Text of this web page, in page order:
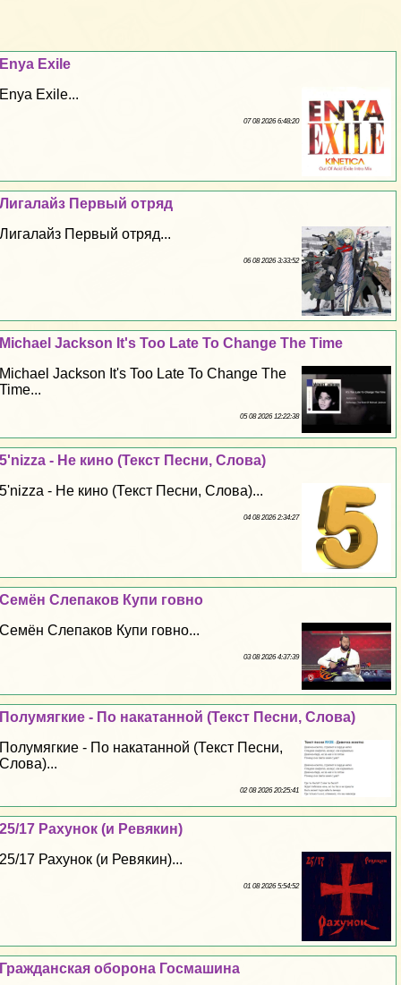
Enya Exile
Enya Exile...
07 08 2026 6:48:20
Лигалайз Первый отряд
Лигалайз Первый отряд...
06 08 2026 3:33:52
Michael Jackson It's Too Late To Change The Time
Michael Jackson It's Too Late To Change The
Time...
05 08 2026 12:22:38
5'nizza - Не кино (Текст Песни, Слова)
5'nizza - Не кино (Текст Песни, Слова)...
04 08 2026 2:34:27
Семён Слепаков Купи гoвно
Семён Слепаков Купи гoвно...
03 08 2026 4:37:39
Полумягкие - По накатанной (Текст Песни, Слова)
Полумягкие - По накатанной (Текст Песни,
Слова)...
02 08 2026 20:25:41
25/17 Рахунок (и Ревякин)
25/17 Рахунок (и Ревякин)...
01 08 2026 5:54:52
Гражданская оборона Госмашина